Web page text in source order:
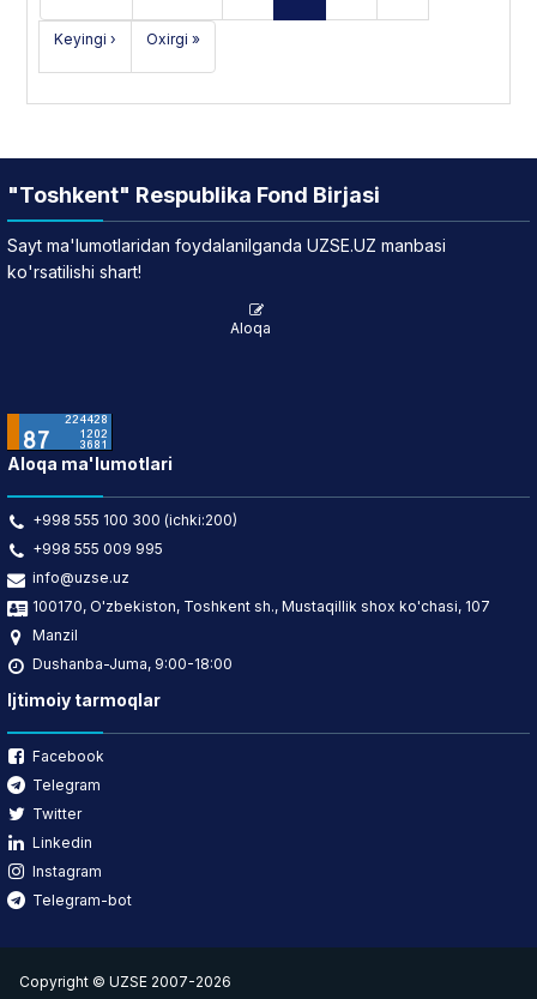
Keyingi › Oxirgi »
"Toshkent" Respublika Fond Birjasi
Sayt ma'lumotlaridan foydalanilganda UZSE.UZ manbasi
ko'rsatilishi shart!
Aloqa
Aloqa ma'lumotlari
+998 555 100 300 (ichki:200)
+998 555 009 995
info@uzse.uz
100170, O'zbekiston, Toshkent sh., Mustaqillik shox ko'chasi, 107
Manzil
Dushanba-Juma, 9:00-18:00
Ijtimoiy tarmoqlar
Facebook
Telegram
Twitter
Linkedin
Instagram
Telegram-bot
Copyright © UZSE 2007-2026